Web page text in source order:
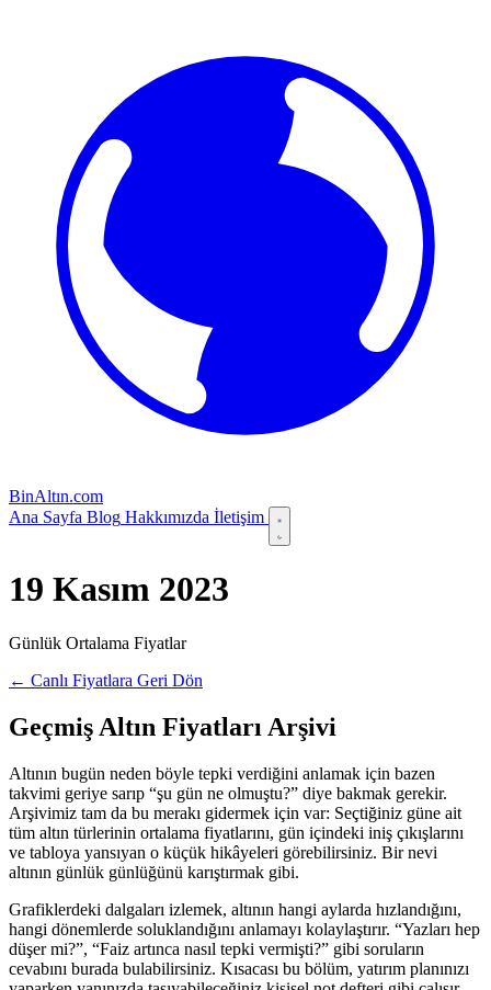
BinAltın.com
Ana Sayfa Blog Hakkımızda İletişim
19 Kasım 2023
Günlük Ortalama Fiyatlar
← Canlı Fiyatlara Geri Dön
Geçmiş Altın Fiyatları Arşivi
Altının bugün neden böyle tepki verdiğini anlamak için bazen
takvimi geriye sarıp “şu gün ne olmuştu?” diye bakmak gerekir.
Arşivimiz tam da bu merakı gidermek için var: Seçtiğiniz güne ait
tüm altın türlerinin ortalama fiyatlarını, gün içindeki iniş çıkışlarını
ve tabloya yansıyan o küçük hikâyeleri görebilirsiniz. Bir nevi
altının günlük günlüğünü karıştırmak gibi.
Grafiklerdeki dalgaları izlemek, altının hangi aylarda hızlandığını,
hangi dönemlerde soluklandığını anlamayı kolaylaştırır. “Yazları hep
düşer mi?”, “Faiz artınca nasıl tepki vermişti?” gibi soruların
cevabını burada bulabilirsiniz. Kısacası bu bölüm, yatırım planınızı